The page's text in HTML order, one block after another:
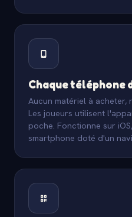
Chaque téléphone
Aucun matériel à acheter,
Les joueurs utilisent
poche. Fonctionne sur
smartphone doté d'un